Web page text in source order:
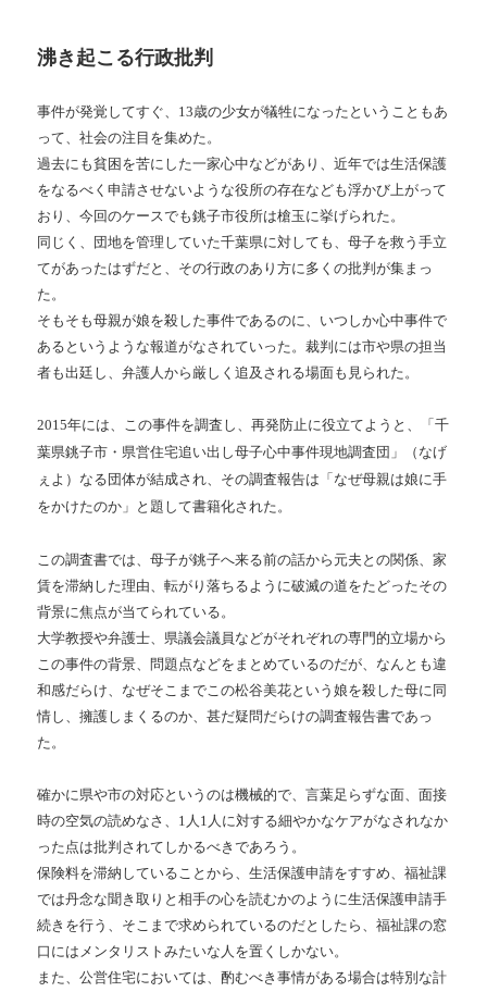
沸き起こる行政批判
事件が発覚してすぐ、13歳の少女が犠牲になったということもあ
って、社会の注目を集めた。
過去にも貧困を苦にした一家心中などがあり、近年では生活保護
をなるべく申請させないような役所の存在なども浮かび上がって
おり、今回のケースでも銚子市役所は槍玉に挙げられた。
同じく、団地を管理していた千葉県に対しても、母子を救う手立
てがあったはずだと、その行政のあり方に多くの批判が集まっ
た。
そもそも母親が娘を殺した事件であるのに、いつしか心中事件で
あるというような報道がなされていった。裁判には市や県の担当
者も出廷し、弁護人から厳しく追及される場面も見られた。
2015年には、この事件を調査し、再発防止に役立てようと、「千
葉県銚子市・県営住宅追い出し母子心中事件現地調査団」
（なげ
ぇよ） なる団体が結成され、その調査報告は「なぜ母親は娘に手
をかけたのか」と題して書籍化された。
この調査書では、母子が銚子へ来る前の話から元夫との関係、家
賃を滞納した理由、転がり落ちるように破滅の道をたどったその
背景に焦点が当てられている。
大学教授や弁護士、県議会議員などがそれぞれの専門的立場から
この事件の背景、問題点などをまとめているのだが、なんとも違
和感だらけ、なぜそこまでこの松谷美花という娘を殺した母に同
情し、擁護しまくるのか、甚だ疑問だらけの調査報告書であっ
た。
確かに県や市の対応というのは機械的で、言葉足らずな面、面接
時の空気の読めなさ、1人1人に対する細やかなケアがなされなか
った点は批判されてしかるべきであろう。
保険料を滞納していることから、生活保護申請をすすめ、福祉課
では丹念な聞き取りと相手の心を読むかのように生活保護申請手
続きを行う、そこまで求められているのだとしたら、福祉課の窓
口にはメンタリストみたいな人を置くしかない。
また、公営住宅においては、酌むべき事情がある場合は特別な計